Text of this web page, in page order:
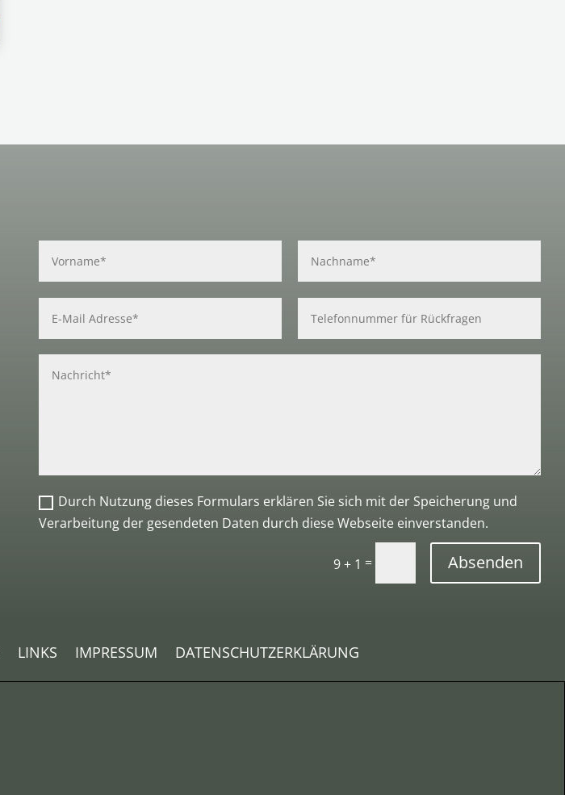
Durch Nutzung dieses Formulars erklären Sie sich mit der Speicherung und
Verarbeitung der gesendeten Daten durch diese Webseite einverstanden.
9 + 1 = Absenden
LINKS IMPRESSUM DATENSCHUTZERKLÄRUNG